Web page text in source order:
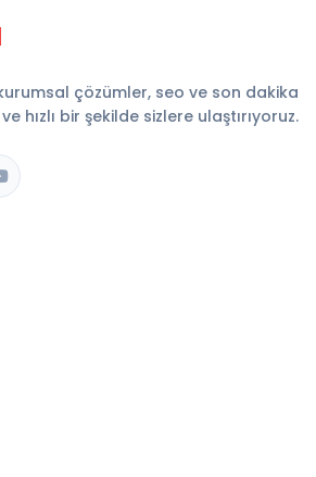
çözümler, seo ve son dakika
hızlı bir şekilde sizlere ulaştırıyoruz.